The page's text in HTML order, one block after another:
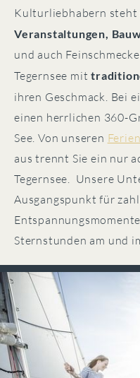
Kulturliebhabern steht
Veranstaltungen,
und auch
Tegernsee mit
ihren Geschmack. Bei
einen herrlichen 360-
See. Von unseren
aus trennt Sie ein nur
Tegernsee. Unsere
Ausgangspunkt für
Sternstunden am und